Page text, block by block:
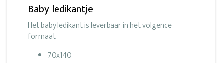
Baby ledikantje
Het baby ledikant is leverbaar in het volgende
formaat:
70x140